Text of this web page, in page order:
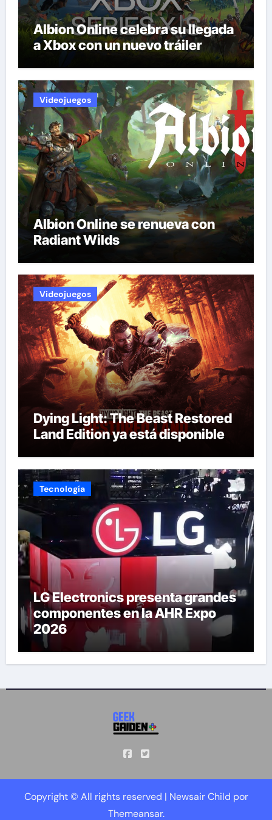
Albion Online celebra su llegada
a Xbox con un nuevo tráiler
Videojuegos
Albion Online se renueva con
Radiant Wilds
Videojuegos
Dying Light: The Beast Restored
Land Edition ya está disponible
Tecnología
LG Electronics presenta grandes
componentes en la AHR Expo
2026
Copyright © All rights reserved | Newsair Child por
Themeansar.